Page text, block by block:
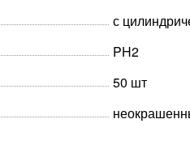
с
PH2
50 шт